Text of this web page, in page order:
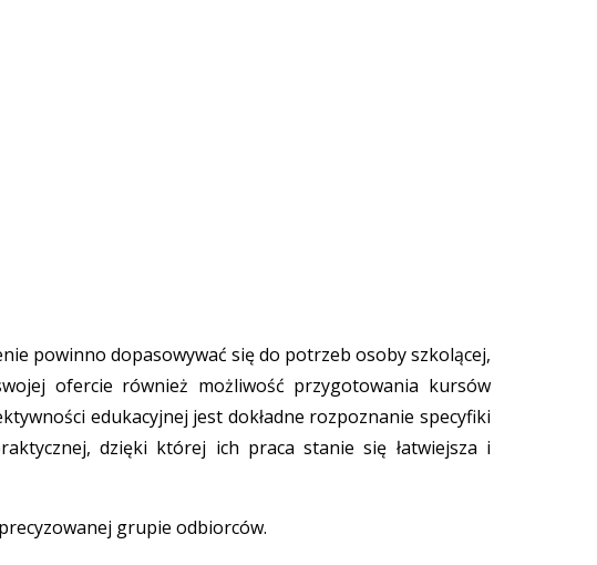
powinno dopasowywać się do potrzeb osoby szkolącej,
ofercie również możliwość przygotowania kursów
edukacyjnej jest dokładne rozpoznanie specyfiki
dzięki której ich praca stanie się łatwiejsza i
grupie odbiorców.